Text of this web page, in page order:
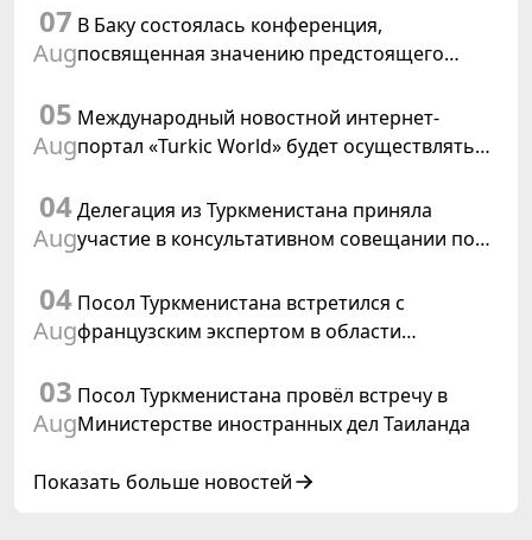
07
Aug
В Баку состоялась конференция,
посвященная значению предстоящего
резолюции ООН «Год международного
права, 2028»
05
Aug
Международный новостной интернет-
портал «Turkic World» будет осуществлять
заседания Халк Маслахаты Туркменистана
04
Aug
Делегация из Туркменистана приняла
участие в консультативном совещании по
04
Aug
Посол Туркменистана встретился с
французским экспертом в области
03
Aug
Посол Туркменистана провёл встречу в
Министерстве иностранных дел Таиланда
Показать больше новостей